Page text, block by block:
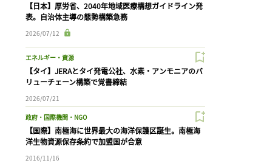
【日本】厚労省、2040年地域医療構想ガイドライン発
表。自治体主導の態勢構築急務
2026/07/12
エネルギー・資源
【タイ】JERAとタイ発電公社、水素・アンモニアのバ
リューチェーン構築で覚書締結
2026/07/21
政府・国際機関・NGO
【国際】南極海に世界最大の海洋保護区誕生。南極海
洋生物資源保存条約で加盟国が合意
2016/11/16